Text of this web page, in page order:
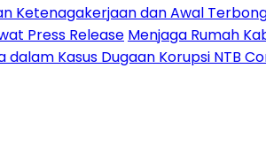
Ketenagakerjaan dan Awal
Press Release Menjaga Rumah
dalam Kasus Dugaan Korupsi NTB